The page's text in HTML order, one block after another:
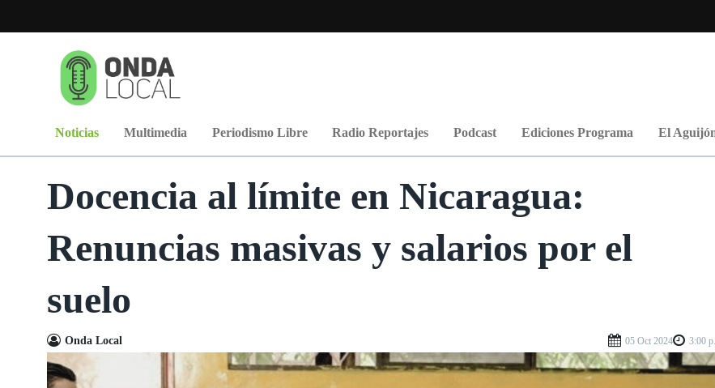
Noticias Multimedia Periodismo Libre Radio Reportajes Podcast Ediciones Programa El
Docencia al límite en Nicaragua:
Renuncias masivas y salarios por el
suelo
Onda Local 05 Oct 2024 3:00